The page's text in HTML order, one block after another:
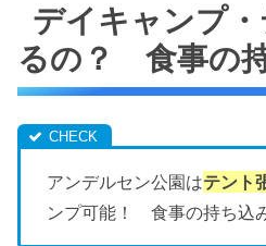
デイキャンプ
るの？ 食事の
アンデルセン公園はテント
ンプ可能！ 食事の持ち込